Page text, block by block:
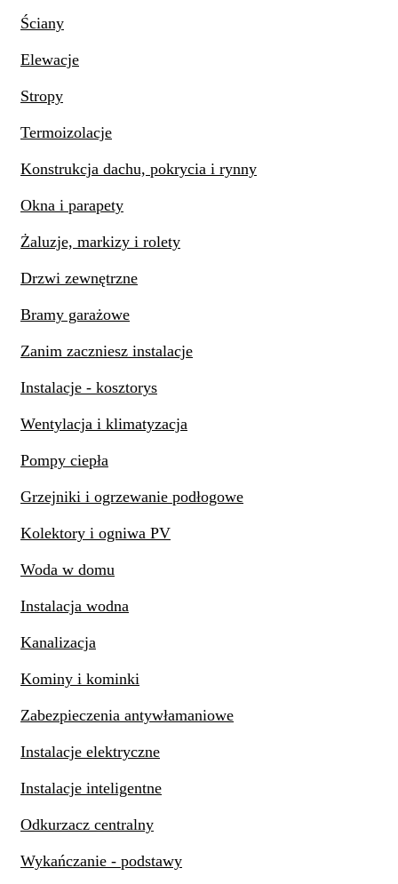
Ściany
Elewacje
Stropy
Termoizolacje
Konstrukcja dachu, pokrycia i rynny
Okna i parapety
Żaluzje, markizy i rolety
Drzwi zewnętrzne
Bramy garażowe
Zanim zaczniesz instalacje
Instalacje - kosztorys
Wentylacja i klimatyzacja
Pompy ciepła
Grzejniki i ogrzewanie podłogowe
Kolektory i ogniwa PV
Woda w domu
Instalacja wodna
Kanalizacja
Kominy i kominki
Zabezpieczenia antywłamaniowe
Instalacje elektryczne
Instalacje inteligentne
Odkurzacz centralny
Wykańczanie - podstawy